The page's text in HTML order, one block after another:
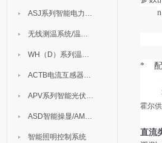
ASJ系列智能电力继电器
无线测温系统/温度巡检
WH（D）系列温湿度控制器
ACTB电流互感器过电压保护器
APV系列智能光伏汇流箱
ASD智能操显/AM中压保护
智能照明控制系统
* 配
霍尔
直流